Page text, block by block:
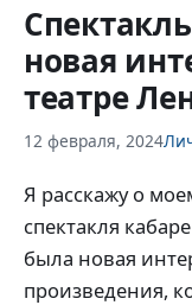
новая
театре
12 февраля, 2024
Я расскажу о
спектакля
была новая
произведения,